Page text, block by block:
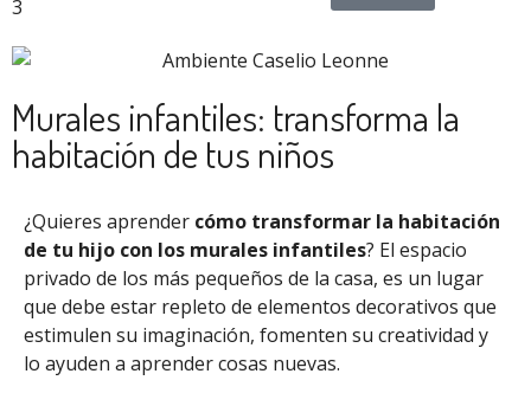
Murales infantiles: transforma la
habitación de tus niños
¿Quieres aprender cómo transformar la habitación
de tu hijo con los murales infantiles? El espacio
privado de los más pequeños de la casa, es un lugar
que debe estar repleto de elementos decorativos que
estimulen su imaginación, fomenten su creatividad y
lo ayuden a aprender cosas nuevas.